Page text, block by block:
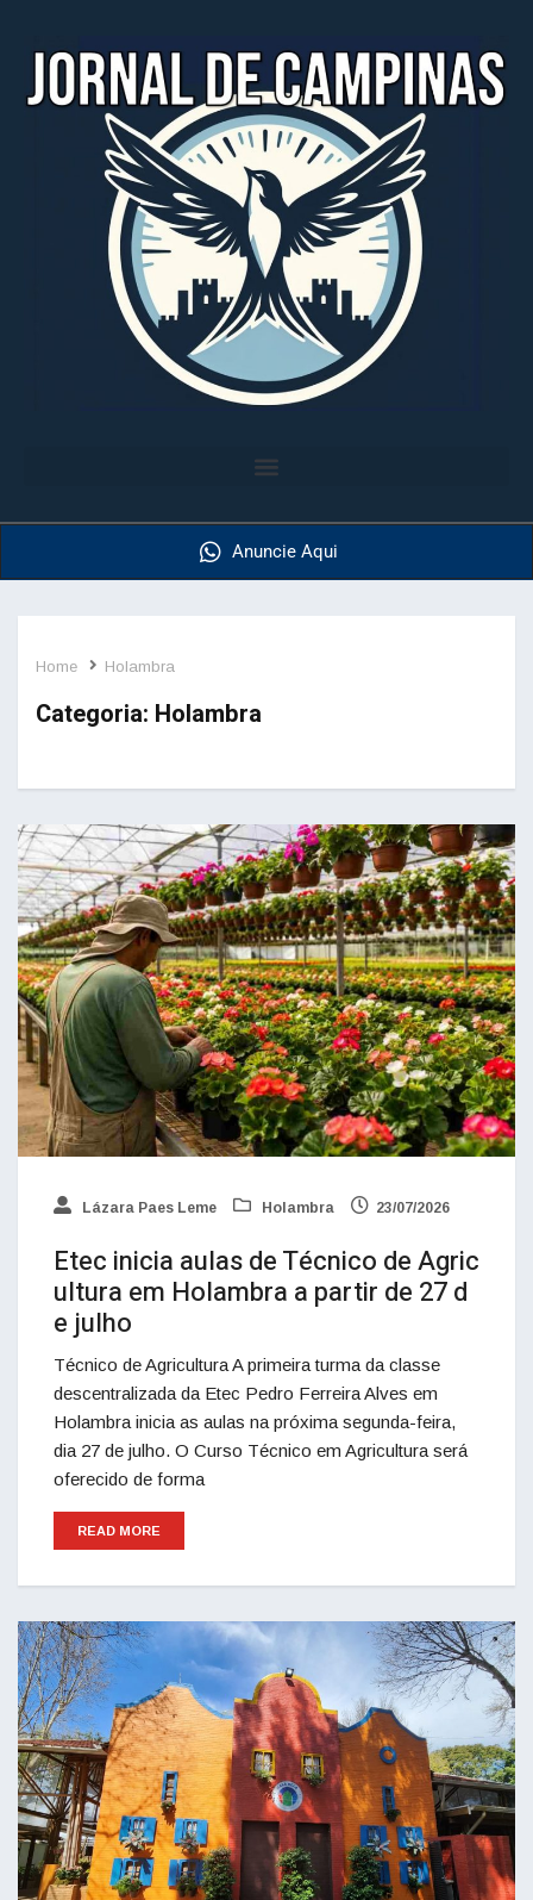
Anuncie Aqui
Home Holambra
Categoria: Holambra
Lázara Paes Leme Holambra 23/07/2026
Etec inicia aulas de Técnico de Agric
ultura em Holambra a partir de 27 d
e julho
Técnico de Agricultura A primeira turma da classe
descentralizada da Etec Pedro Ferreira Alves em
Holambra inicia as aulas na próxima segunda-feira,
dia 27 de julho. O Curso Técnico em Agricultura será
oferecido de forma
READ MORE